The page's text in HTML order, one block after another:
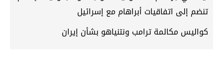
تنضم إلى اتفاقيات أبراهام مع إسرائيل
كواليس مكالمة ترامب ونتنياهو بشأن إيران